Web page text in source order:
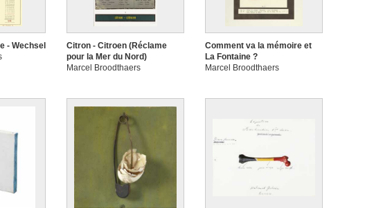
- Wechsel
Citron - Citroen (Réclame
pour la Mer du Nord)
Marcel Broodthaers
Comment va la mémoire et
La Fontaine ?
Marcel Broodthaers